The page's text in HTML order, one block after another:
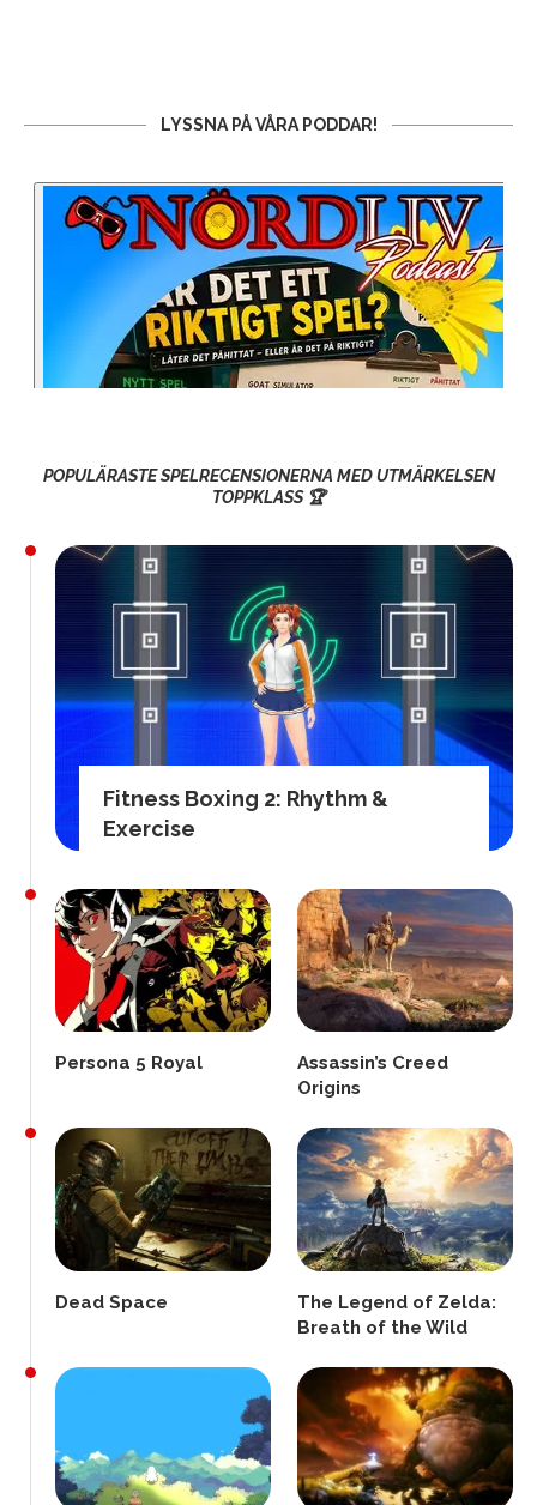
LYSSNA PÅ VÅRA PODDAR!
POPULÄRASTE SPELRECENSIONERNA MED UTMÄRKELSEN
TOPPKLASS 🏆
Fitness Boxing 2: Rhythm &
Exercise
Persona 5 Royal
Assassin’s Creed
Origins
Dead Space
The Legend of Zelda:
Breath of the Wild